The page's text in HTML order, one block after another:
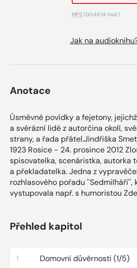
MP3 (00:48:14 hod.)
Jak na
Anotace
Úsměvné povídky a fejetony,
a svérázní lidé z autorčina okolí,
strany, a řada přátel.Jindřiška
1923 Rosice - 24. prosince 2012
spisovatelka, scenáristka, autorka
a překladatelka. Jedna z
rozhlasového pořadu ''Sedmilháři'',
vystupovala např. s humoristou
Přehled kapitol
1 Domovní důvěrnosti (1/5)